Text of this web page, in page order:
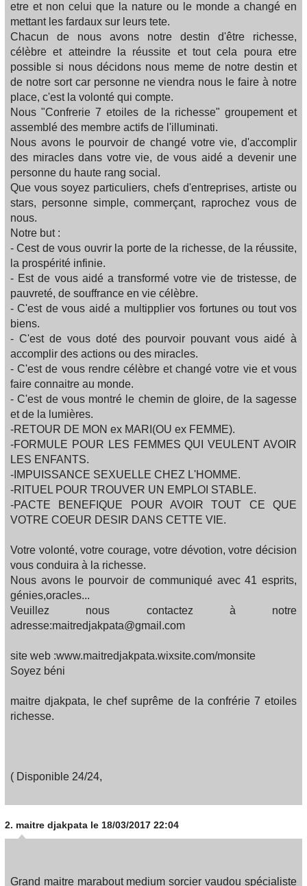
etre et non celui que la nature ou le monde a changé en
mettant les fardaux sur leurs tete.
Chacun de nous avons notre destin d'être richesse,
célèbre et atteindre la réussite et tout cela poura etre
possible si nous décidons nous meme de notre destin et
de notre sort car personne ne viendra nous le faire à notre
place, c'est la volonté qui compte.
Nous "Confrerie 7 etoiles de la richesse" groupement et
assemblé des membre actifs de l'illuminati.
Nous avons le pourvoir de changé votre vie, d'accomplir
des miracles dans votre vie, de vous aidé a devenir une
personne du haute rang social.
Que vous soyez particuliers, chefs d'entreprises, artiste ou
stars, personne simple, commerçant, raprochez vous de
nous.
Notre but :
- Cest de vous ouvrir la porte de la richesse, de la réussite,
la prospérité infinie.
- Est de vous aidé a transformé votre vie de tristesse, de
pauvreté, de souffrance en vie célèbre.
- C'est de vous aidé a multipplier vos fortunes ou tout vos
biens.
- C'est de vous doté des pourvoir pouvant vous aidé à
accomplir des actions ou des miracles.
- C'est de vous rendre célèbre et changé votre vie et vous
faire connaitre au monde.
- C'est de vous montré le chemin de gloire, de la sagesse
et de la lumières.
-RETOUR DE MON ex MARI(OU ex FEMME).
-FORMULE POUR LES FEMMES QUI VEULENT AVOIR
LES ENFANTS.
-IMPUISSANCE SEXUELLE CHEZ L'HOMME.
-RITUEL POUR TROUVER UN EMPLOI STABLE.
-PACTE BENEFIQUE POUR AVOIR TOUT CE QUE
VOTRE COEUR DESIR DANS CETTE VIE.
Votre volonté, votre courage, votre dévotion, votre décision
vous conduira à la richesse.
Nous avons le pourvoir de communiqué avec 41 esprits,
génies,oracles...
Veuillez nous contactez à notre
adresse:maitredjakpata@gmail.com
site web :www.maitredjakpata.wixsite.com/monsite
Soyez béni
maitre djakpata, le chef suprême de la confrérie 7 etoiles
richesse.
( Disponible 24/24,
2. maitre djakpata le 18/03/2017 22:04
Grand maitre marabout medium sorcier vaudou spécialiste